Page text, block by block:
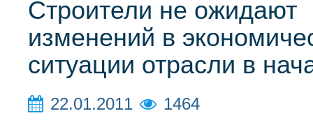
Строители не ожидают
изменений в
ситуации отрасли в
22.01.2011 1464